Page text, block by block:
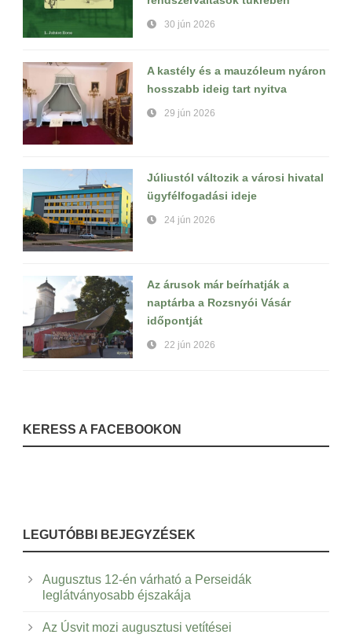
30 jún 2026
A kastély és a mauzóleum nyáron
hosszabb ideig tart nyitva
29 jún 2026
Júliustól változik a városi hivatal
ügyfélfogadási ideje
24 jún 2026
Az árusok már beírhatják a
naptárba a Rozsnyói Vásár
időpontját
22 jún 2026
KERESS A FACEBOOKON
LEGUTÓBBI BEJEGYZÉSEK
Augusztus 12-én várható a Perseidák
leglátványosabb éjszakája
Az Úsvit mozi augusztusi vetítései